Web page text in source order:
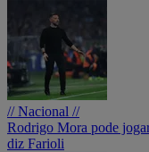
// Nacional //
Rodrigo Mora pode
diz Farioli